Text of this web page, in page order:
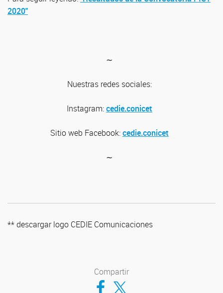
2020"
∼
Nuestras redes sociales:
Instagram:cedie.conicet
Sitio web Facebook:cedie.conicet
∼
** descargar logo CEDIE Comunicaciones
Compartir
Compartir en Facebook
Compartir en Twitter